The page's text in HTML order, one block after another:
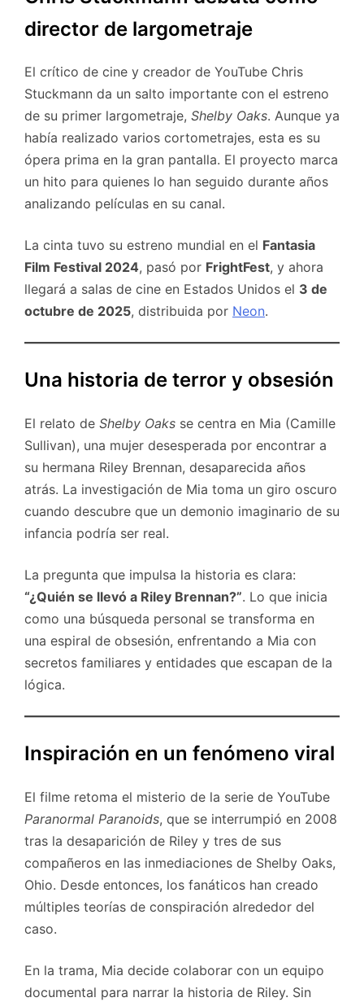
director de largometraje
El crítico de cine y creador de YouTube Chris
Stuckmann da un salto importante con el estreno
de su primer largometraje, Shelby Oaks. Aunque ya
había realizado varios cortometrajes, esta es su
ópera prima en la gran pantalla. El proyecto marca
un hito para quienes lo han seguido durante años
analizando películas en su canal.
La cinta tuvo su estreno mundial en el Fantasia
Film Festival 2024, pasó por FrightFest, y ahora
llegará a salas de cine en Estados Unidos el 3 de
octubre de 2025, distribuida por Neon.
Una historia de terror y obsesión
El relato de Shelby Oaks se centra en Mia (Camille
Sullivan), una mujer desesperada por encontrar a
su hermana Riley Brennan, desaparecida años
atrás. La investigación de Mia toma un giro oscuro
cuando descubre que un demonio imaginario de su
infancia podría ser real.
La pregunta que impulsa la historia es clara:
“¿Quién se llevó a Riley Brennan?”. Lo que inicia
como una búsqueda personal se transforma en
una espiral de obsesión, enfrentando a Mia con
secretos familiares y entidades que escapan de la
lógica.
Inspiración en un fenómeno viral
El filme retoma el misterio de la serie de YouTube
Paranormal Paranoids, que se interrumpió en 2008
tras la desaparición de Riley y tres de sus
compañeros en las inmediaciones de Shelby Oaks,
Ohio. Desde entonces, los fanáticos han creado
múltiples teorías de conspiración alrededor del
caso.
En la trama, Mia decide colaborar con un equipo
documental para narrar la historia de Riley. Sin